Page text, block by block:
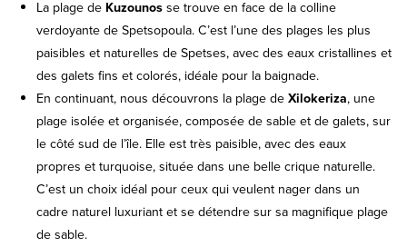
La plage de Kuzounos se trouve en face de la colline
verdoyante de Spetsopoula. C’est l’une des plages les plus
paisibles et naturelles de Spetses, avec des eaux cristallines et
des galets fins et colorés, idéale pour la baignade.
En continuant, nous découvrons la plage de Xilokeriza, une
plage isolée et organisée, composée de sable et de galets, sur
le côté sud de l’île. Elle est très paisible, avec des eaux
propres et turquoise, située dans une belle crique naturelle.
C’est un choix idéal pour ceux qui veulent nager dans un
cadre naturel luxuriant et se détendre sur sa magnifique plage
de sable.